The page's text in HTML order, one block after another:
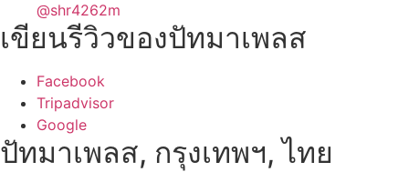
@shr4262m
เขียนรีวิวของปัทมาเพลส
Facebook
Tripadvisor
Google
ปัทมาเพลส, กรุงเทพฯ, ไทย